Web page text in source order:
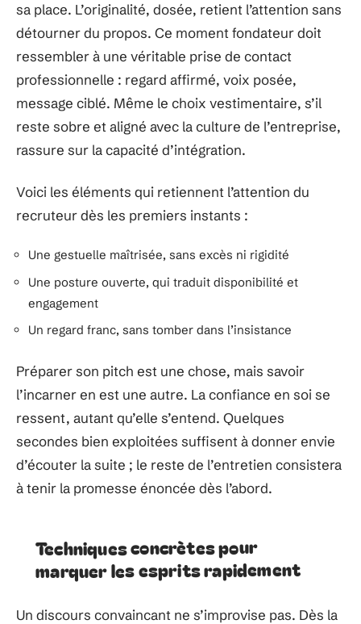
sa place. L’originalité, dosée, retient l’attention sans
détourner du propos. Ce moment fondateur doit
ressembler à une véritable prise de contact
professionnelle : regard affirmé, voix posée,
message ciblé. Même le choix vestimentaire, s’il
reste sobre et aligné avec la culture de l’entreprise,
rassure sur la capacité d’intégration.
Voici les éléments qui retiennent l’attention du
recruteur dès les premiers instants :
Une gestuelle maîtrisée, sans excès ni rigidité
Une posture ouverte, qui traduit disponibilité et
engagement
Un regard franc, sans tomber dans l’insistance
Préparer son pitch est une chose, mais savoir
l’incarner en est une autre. La confiance en soi se
ressent, autant qu’elle s’entend. Quelques
secondes bien exploitées suffisent à donner envie
d’écouter la suite ; le reste de l’entretien consistera
à tenir la promesse énoncée dès l’abord.
Techniques concrètes pour
marquer les esprits rapidement
Un discours convaincant ne s’improvise pas. Dès la